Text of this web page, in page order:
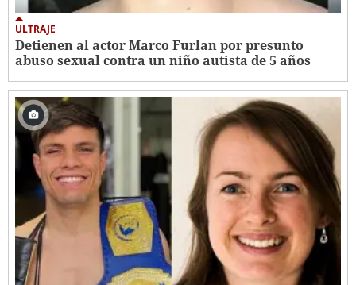
ULTRAJE
Detienen al actor Marco Furlan por presunto
abuso sexual contra un niño autista de 5 años